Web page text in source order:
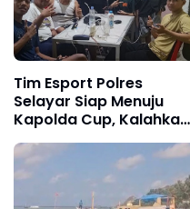
Tim Esport Polres
Selayar Siap Menuju
Kapolda Cup, Kalahkan
Laga Uji Coba